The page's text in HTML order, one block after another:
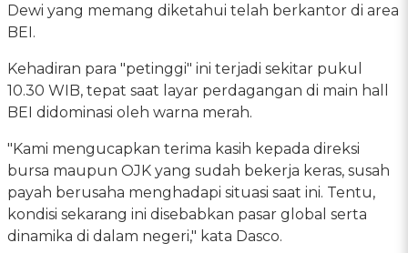
Dewi yang memang diketahui telah berkantor di area
BEI.
Kehadiran para "petinggi" ini terjadi sekitar pukul
10.30 WIB, tepat saat layar perdagangan di main hall
BEI didominasi oleh warna merah.
"Kami mengucapkan terima kasih kepada direksi
bursa maupun OJK yang sudah bekerja keras, susah
payah berusaha menghadapi situasi saat ini. Tentu,
kondisi sekarang ini disebabkan pasar global serta
dinamika di dalam negeri," kata Dasco.